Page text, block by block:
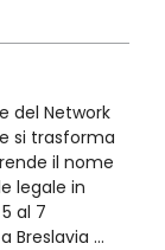
del Network
si trasforma
il nome
legale in
al 7
Breslavia …